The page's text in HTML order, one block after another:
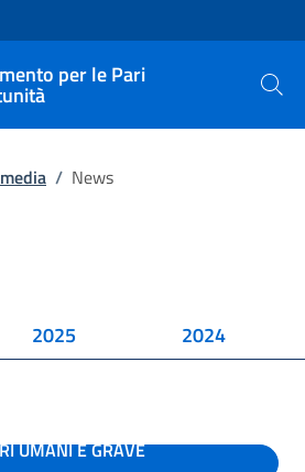
per le Pari
Cerca
/ News
2025 2024
UMANI E GRAVE